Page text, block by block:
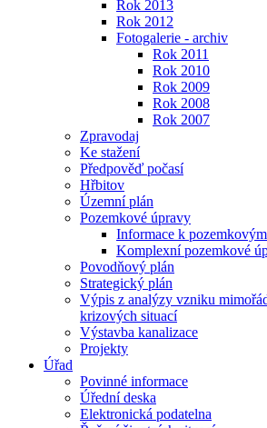
Rok 2013
Rok 2012
Fotogalerie - archiv
Rok 2011
Rok 2010
Rok 2009
Rok 2008
Rok 2007
Zpravodaj
Ke stažení
Předpověď počasí
Hřbitov
Územní plán
Pozemkové úpravy
Informace k
Komplexní pozemkové
Povodňový plán
Strategický plán
Výpis z analýzy vzniku
krizových situací
Výstavba kanalizace
Projekty
Úřad
Povinné informace
Úřední deska
Elektronická podatelna